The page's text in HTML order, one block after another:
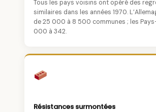
Tous les pays voisins ont opéré des
similaires dans les années 1970.
de 25 000 à 8 500 communes ; les
000 à 342.
Résistances surmontées